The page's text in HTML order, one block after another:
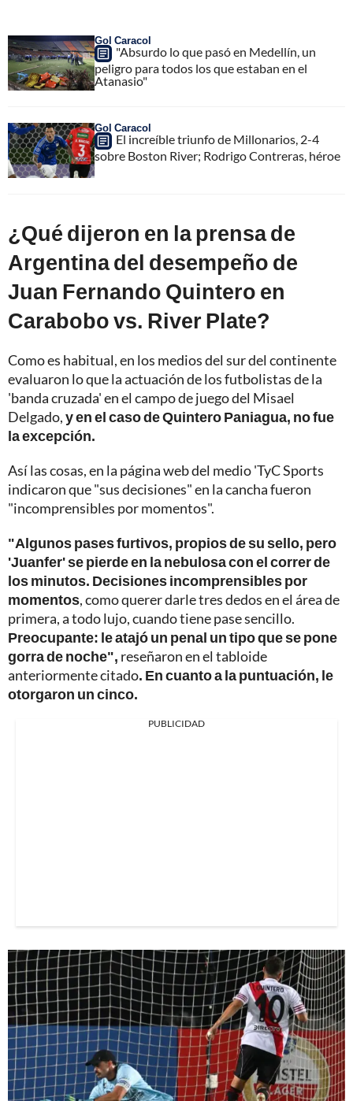
Gol Caracol
"Absurdo lo que pasó en Medellín, un
peligro para todos los que estaban en el
Atanasio"
Gol Caracol
El increíble triunfo de Millonarios, 2-4
sobre Boston River; Rodrigo Contreras, héroe
¿Qué dijeron en la prensa de
Argentina del desempeño de
Juan Fernando Quintero en
Carabobo vs. River Plate?
Como es habitual, en los medios del sur del continente
evaluaron lo que la actuación de los futbolistas de la
'banda cruzada' en el campo de juego del Misael
Delgado,y en el caso de Quintero Paniagua, no fue
la excepción.
Así las cosas, en la página web del medio 'TyC Sports
indicaron que "sus decisiones" en la cancha fueron
"incomprensibles por momentos".
"Algunos pases furtivos, propios de su sello, pero
'Juanfer' se pierde en la nebulosa con el correr de
los minutos. Decisiones incomprensibles por
momentos, como querer darle tres dedos en el área de
primera, a todo lujo, cuando tiene pase sencillo.
Preocupante: le atajó un penal un tipo que se pone
gorra de noche", reseñaron en el tabloide
anteriormente citado. En cuanto a la puntuación, le
otorgaron un cinco.
PUBLICIDAD